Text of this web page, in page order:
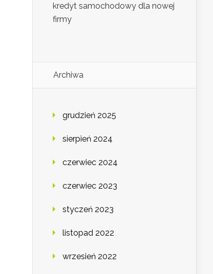
kredyt samochodowy dla nowej
firmy
Archiwa
grudzień 2025
sierpień 2024
czerwiec 2024
czerwiec 2023
styczeń 2023
listopad 2022
wrzesień 2022